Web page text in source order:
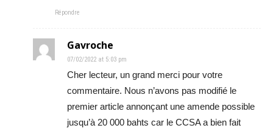
Répondre
Gavroche
07/02/2022 at 5:03 pm
Cher lecteur, un grand merci pour votre
commentaire. Nous n’avons pas modifié le
premier article annonçant une amende possible
jusqu’à 20 000 bahts car le CCSA a bien fait